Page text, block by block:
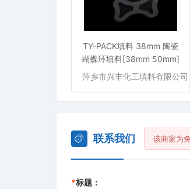
TY-PACK填料 38mm 陶瓷
蝴蝶环填料[38mm 50mm]
萍乡市兴丰化工填料有限公司
联系我们 该商家为
*标题：